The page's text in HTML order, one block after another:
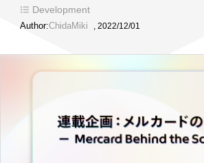
Development
Author:ChidaMiki , 2022/12/01